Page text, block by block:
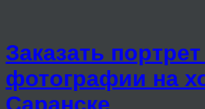
Заказать
фотографии на